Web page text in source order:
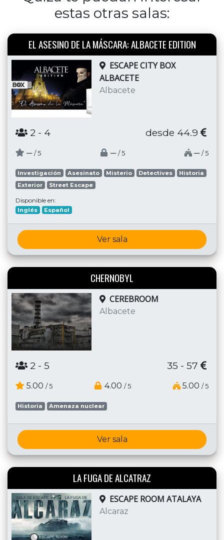
estas otras salas:
EL ASESINO DE LA MÁSCARA: ALBACETE EDITION
ESCAPE CITY BOX
ALBACETE
Albacete
2 - 4 desde 44.9
─ / 5 ─ / 5 ─ / 5
Investigación Asesinato Misterio Detectives
Historia
Exterior
Street Escape
Disponible en:
Inglés Español
Ver sala
CHERNOBYL
CEREBROOM
Albacete
2 - 5 35 - 57
5.00 / 5 4.00 / 5 5.00 / 5
Historia Amenaza nuclear
Ver sala
LA FUGA DE ALCATRAZ
ESCAPE ROOM ATALAYA
Alcaraz